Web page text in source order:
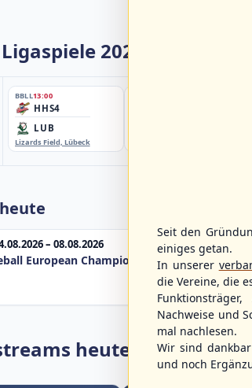
2026
BBLL13:00
HHS4
LUB
Lizards Field, Lübeck
– 08.08.2026
European Championship B Pool 2026 -
heute
Seit den
einiges getan.
In unserer
die Vereine, die
Nachweise und
mal nachlesen.
Wir sind
und noch